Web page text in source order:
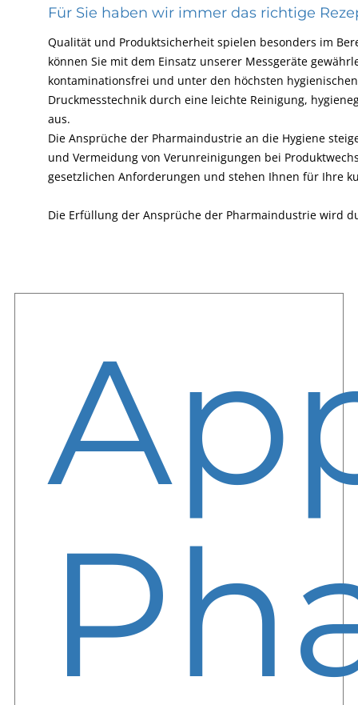
Für Sie haben wir immer das richtige
Qualität und Produktsicherheit spielen besonders im
können Sie mit dem Einsatz unserer Messgeräte
kontaminationsfrei und unter den höchsten
Druckmesstechnik durch eine leichte Reinigung,
aus.
Die Ansprüche der Pharmaindustrie an die Hygiene
und Vermeidung von Verunreinigungen bei
gesetzlichen Anforderungen und stehen Ihnen für Ihre
Die Erfüllung der Ansprüche der Pharmaindustrie wird